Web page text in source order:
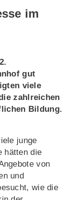
im
gut
viele
zahlreichen
Bildung.
junge
hätten die
von
und
wie die